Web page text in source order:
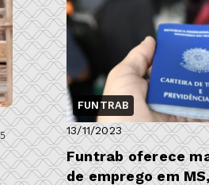
FUNTRAB
13/11/2023
Funtrab oferece
de emprego em